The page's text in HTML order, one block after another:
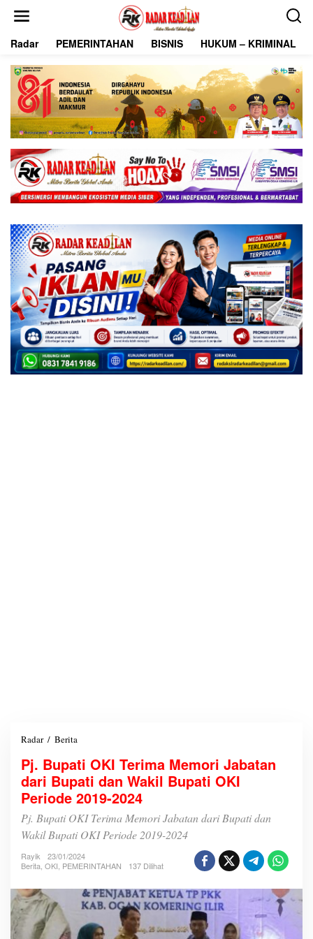
Radar PEMERINTAHAN BISNIS HUKUM – KRIMINAL
Radar / Berita
.
B
u
p
a
O
K
T
e
i
Pj. Bupati OKI Terima Memori Jabatan
dari Bupati dan Wakil Bupati OKI
Periode 2019-2024
Pj. Bupati OKI Terima Memori Jabatan dari Bupati dan
Wakil Bupati OKI Periode 2019-2024
Rayik
23/01/2024
Berita, OKI, PEMERINTAHAN 137 Dilihat